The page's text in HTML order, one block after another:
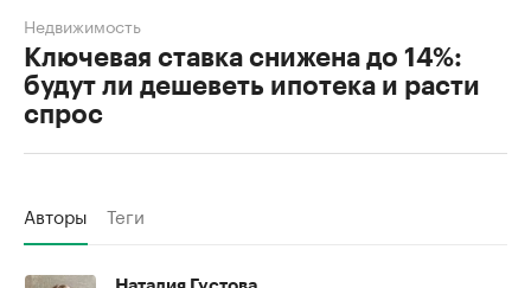
Ключевая ставка снижена до 14%:
будут ли дешеветь ипотека и расти
спрос
Недвижимость
Авторы Теги